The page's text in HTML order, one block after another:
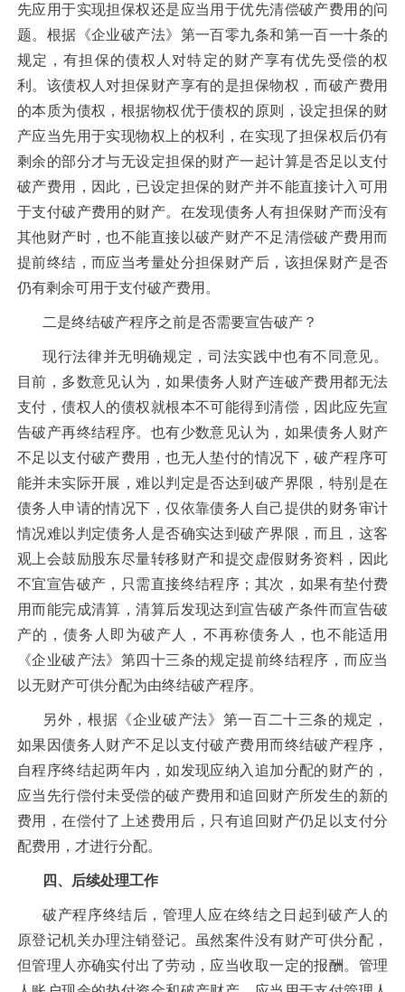
先应用于实现担保权还是应当用于优先清偿破产费用的问
题。根据《企业破产法》第一百零九条和第一百一十条的
规定，有担保的债权人对特定的财产享有优先受偿的权
利。该债权人对担保财产享有的是担保物权，而破产费用
的本质为债权，根据物权优于债权的原则，设定担保的财
产应当先用于实现物权上的权利，在实现了担保权后仍有
剩余的部分才与无设定担保的财产一起计算是否足以支付
破产费用，因此，已设定担保的财产并不能直接计入可用
于支付破产费用的财产。在发现债务人有担保财产而没有
其他财产时，也不能直接以破产财产不足清偿破产费用而
提前终结，而应当考量处分担保财产后，该担保财产是否
仍有剩余可用于支付破产费用。
二是终结破产程序之前是否需要宣告破产？
现行法律并无明确规定，司法实践中也有不同意见。
目前，多数意见认为，如果债务人财产连破产费用都无法
支付，债权人的债权就根本不可能得到清偿，因此应先宣
告破产再终结程序。也有少数意见认为，如果债务人财产
不足以支付破产费用，也无人垫付的情况下，破产程序可
能并未实际开展，难以判定是否达到破产界限，特别是在
债务人申请的情况下，仅依靠债务人自己提供的财务审计
情况难以判定债务人是否确实达到破产界限，而且，这客
观上会鼓励股东尽量转移财产和提交虚假财务资料，因此
不宜宣告破产，只需直接终结程序；其次，如果有垫付费
用而能完成清算，清算后发现达到宣告破产条件而宣告破
产的，债务人即为破产人，不再称债务人，也不能适用
《企业破产法》第四十三条的规定提前终结程序，而应当
以无财产可供分配为由终结破产程序。
另外，根据《企业破产法》第一百二十三条的规定，
如果因债务人财产不足以支付破产费用而终结破产程序，
自程序终结起两年内，如发现应纳入追加分配的财产的，
应当先行偿付未受偿的破产费用和追回财产所发生的新的
费用，在偿付了上述费用后，只有追回财产仍足以支付分
配费用，才进行分配。
四、后续处理工作
破产程序终结后，管理人应在终结之日起到破产人的
原登记机关办理注销登记。虽然案件没有财产可供分配，
但管理人亦确实付出了劳动，应当收取一定的报酬。管理